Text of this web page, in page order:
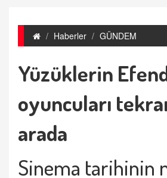
Haberler GÜNDEM
Yüzüklerin
oyuncuları
arada
Sinema tarihinin